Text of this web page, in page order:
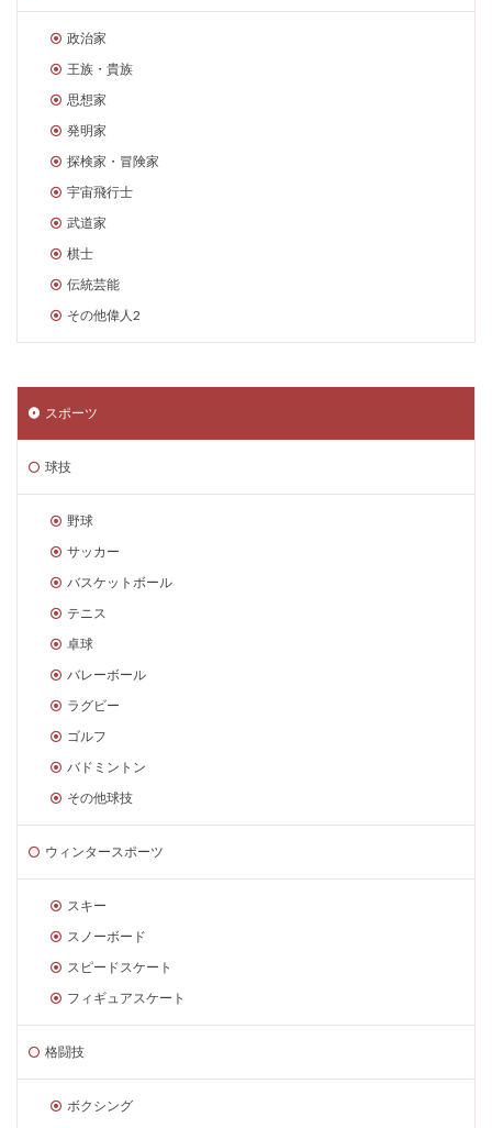
政治家
王族・貴族
思想家
発明家
探検家・冒険家
宇宙飛行士
武道家
棋士
伝統芸能
その他偉人2
スポーツ
球技
野球
サッカー
バスケットボール
テニス
卓球
バレーボール
ラグビー
ゴルフ
バドミントン
その他球技
ウィンタースポーツ
スキー
スノーボード
スピードスケート
フィギュアスケート
格闘技
ボクシング